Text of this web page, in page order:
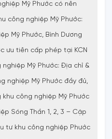
Mỹ Phước có nên
công nghiệp Mỹ Phước:
Mỹ Phước, Bình Dương
ưu tiên cấp phép tại KCN
nghiệp Mỹ Phước: Địa chỉ &
nghiệp Mỹ Phước đầy đủ,
công nghiệp Mỹ Phước
Sóng Thần 1, 2, 3 – Cập
tư khu công nghiệp Phước